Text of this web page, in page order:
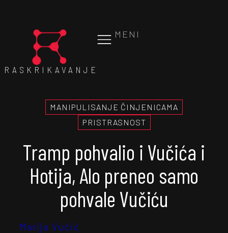
MENI
RASKRIKAVANJE
MANIPULISANJE ČINJENICAMA
PRISTRASNOST
Tramp pohvalio i Vučića i
Hotija, Alo preneo samo
pohvale Vučiću
Marija Vučić